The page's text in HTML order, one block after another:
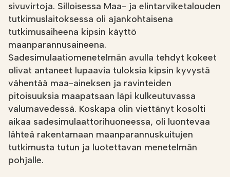
sivuvirtoja. Silloisessa Maa- ja elintarviketalouden
tutkimuslaitoksessa oli ajankohtaisena
tutkimusaiheena kipsin käyttö
maanparannusaineena.
Sadesimulaatiomenetelmän avulla tehdyt kokeet
olivat antaneet lupaavia tuloksia kipsin kyvystä
vähentää maa-aineksen ja ravinteiden
pitoisuuksia maapatsaan läpi kulkeutuvassa
valumavedessä. Koskapa olin viettänyt kosolti
aikaa sadesimulaattorihuoneessa, oli luontevaa
lähteä rakentamaan maanparannuskuitujen
tutkimusta tutun ja luotettavan menetelmän
pohjalle.